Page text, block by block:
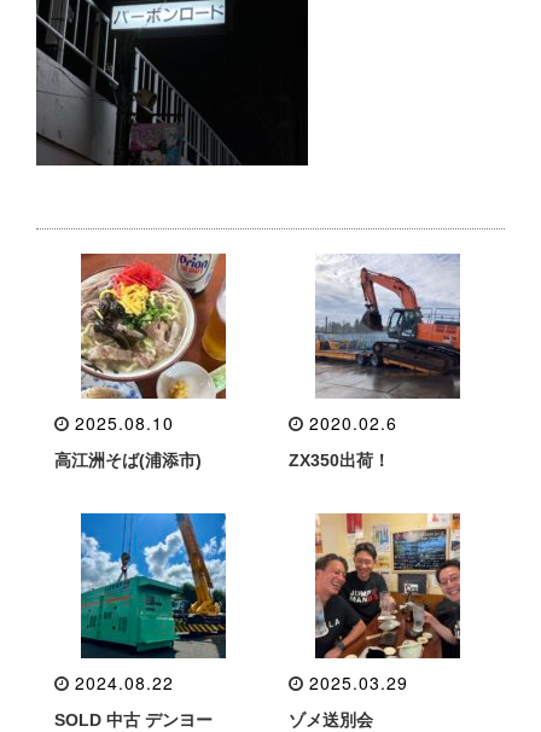
2025.08.10
高江洲そば(浦添市)
2020.02.6
ZX350出荷！
2024.08.22
SOLD 中古 デンヨー
2025.03.29
ゾメ送別会